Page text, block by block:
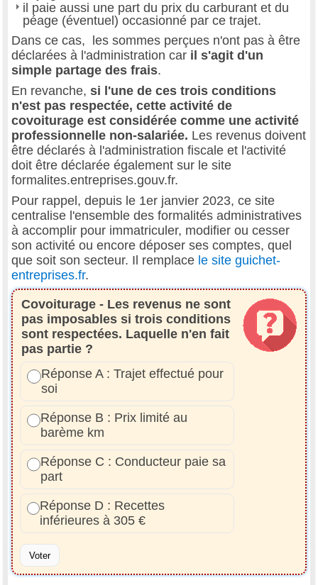
il paie aussi une part du prix du carburant et du
péage (éventuel) occasionné par ce trajet.
Dans ce cas, les sommes perçues n'ont pas à être
déclarées à l'administration car il s'agit d'un
simple partage des frais.
En revanche, si l'une de ces trois conditions
n'est pas respectée, cette activité de
covoiturage est considérée comme une activité
professionnelle non-salariée. Les revenus doivent
être déclarés à l'administration fiscale et l'activité
doit être déclarée également sur le site
formalites.entreprises.gouv.fr.
Pour rappel, depuis le 1er janvier 2023, ce site
centralise l'ensemble des formalités administratives
à accomplir pour immatriculer, modifier ou cesser
son activité ou encore déposer ses comptes, quel
que soit son secteur. Il remplace le site guichet-
entreprises.fr.
Covoiturage - Les revenus ne sont
pas imposables si trois conditions
sont respectées. Laquelle n'en fait
pas partie ?
Réponse A : Trajet effectué pour
soi
Réponse B : Prix limité au
barème km
Réponse C : Conducteur paie sa
part
Réponse D : Recettes
inférieures à 305 €
Voter